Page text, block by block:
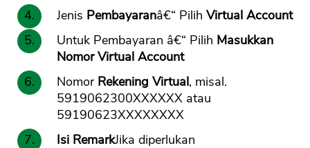
Jenis Pembayaranâ€“ Pilih Virtual Account
Untuk Pembayaran â€“ Pilih Masukkan
Nomor Virtual Account
Nomor Rekening Virtual, misal.
5919062300XXXXXX atau
59190623XXXXXXXX
Isi RemarkJika diperlukan